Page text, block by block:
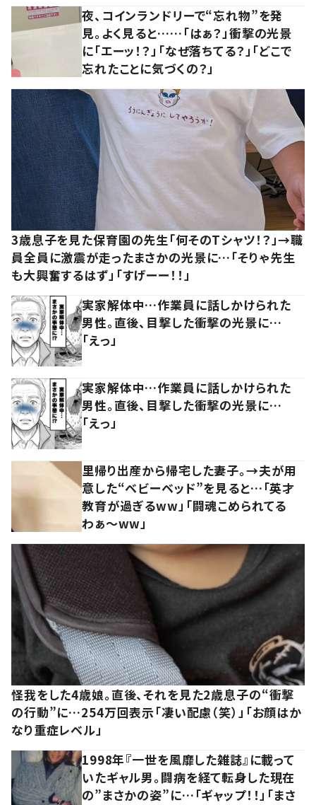
夜、コインランドリーで“忘れ物”を発
見。よく見ると……「はぁ？」衝撃の光景
に「エーッ！？」「なぜ落ちてる？」「どこで
忘れたことに気づくの？」
3歳息子を見た保育園の先生「何そのTシャツ！？」→職
員全員に激震が走ったまさかの光景に…「そりゃ先生
も大興奮するはず」「すげーー！！」
実家解体中…作業員に話しかけられた
男性。直後、目撃した衝撃の光景に…
「えっ」
実家解体中…作業員に話しかけられた
男性。直後、目撃した衝撃の光景に…
「えっ」
里帰り出産から帰宅した妻子。→夫が用
意した“ベビーベッド”を見ると…「英才
教育が過ぎるww」「闘魂こめられてる
わぁ～ww」
怪我をした4歳娘。直後、それを見た2歳息子の“衝撃
の行動”に…254万回表示「凄い配慮（笑）」「お顔はか
なり重症レベル」
1998年『一世を風靡した雑誌』に載って
いたギャル男。闘病を経て転身した現在
の”まさかの姿”に…「ギャップ！！」「まさ